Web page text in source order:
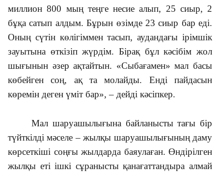
миллион 800 мың теңге несие алып, 25 сиыр, 2
бұқа сатып алдым. Бұрын өзімде 23 сиыр бар еді.
Оның сүтін көлігіммен тасып, аудандағы ірім­шік
зауытына өткізіп жүрдім. Бірақ бұл кәсібім жол
шығынын әзер ақтайтын. «Сыбағамен» мал басы
көбейген соң, ақ та молайды. Енді пайдасын
көремін деген үміт бар», – дейді кәсіпкер.
Мал шаруашылығына бай­ланысты тағы бір
түйткілді мә­селе – жылқы шаруашылығының даму
көрсеткіші соңғы жылдарда баяулаған. Өндірілген
жылқы еті ішкі сұра­нысты қанағаттандыра алмай